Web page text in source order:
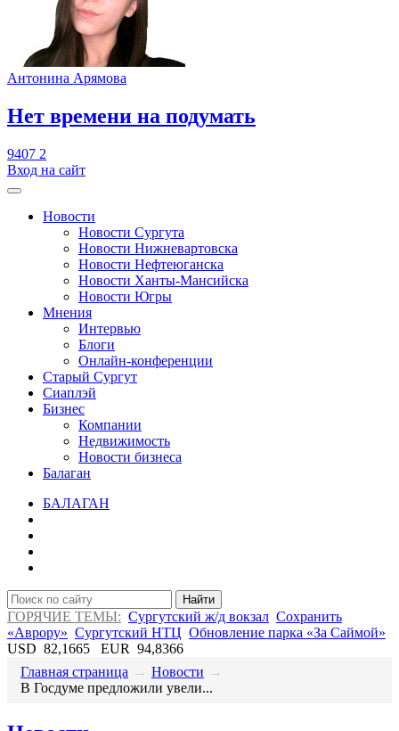
Антонина Арямова
​Нет времени на подумать
9407 2
Вход на сайт
Новости
Новости Сургута
Новости Нижневартовска
Новости Нефтеюганска
Новости Ханты-Мансийска
Новости Югры
Мнения
Интервью
Блоги
Онлайн-конференции
Старый Сургут
Сиаплэй
Бизнес
Компании
Недвижимость
Новости бизнеса
Балаган
БАЛАГАН
Найти
ГОРЯЧИЕ ТЕМЫ: Сургутский ж/д вокзал Сохранить
«Аврору» Сургутский НТЦ Обновление парка «За Саймой»
USD 82,1665 EUR 94,8366
Главная страница → Новости →
В Госдуме предложили увели...